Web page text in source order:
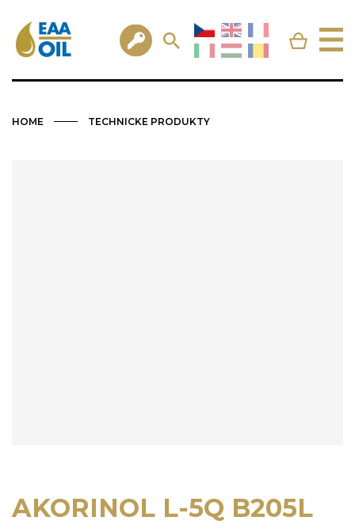
HOME TECHNICKE PRODUKTY
AKORINOL L-5Q B205L